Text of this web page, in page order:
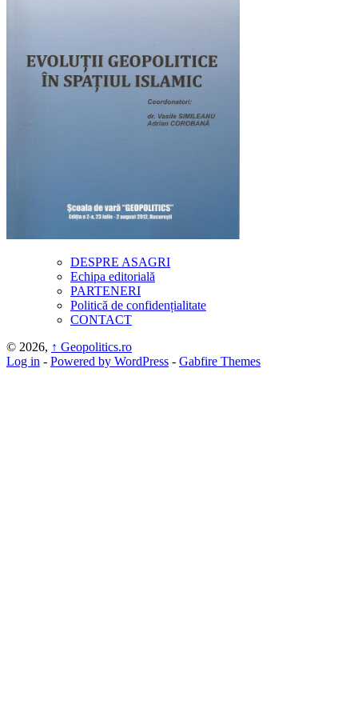
DESPRE ASAGRI
Echipa editorială
PARTENERI
Politică de confidențialitate
CONTACT
© 2026, ↑ Geopolitics.ro
Log in - Powered by WordPress - Gabfire Themes